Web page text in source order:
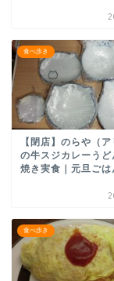
食べ歩き
【閉店】のらや（ア
の牛スジカレーうど
焼き実食｜元旦ごは
食べ歩き